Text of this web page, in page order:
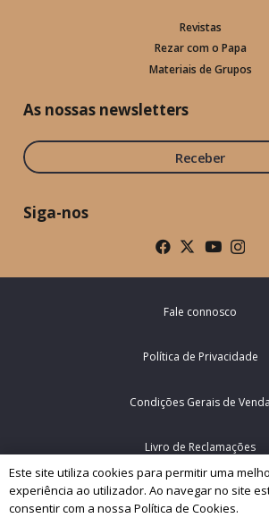
Revistas
Rezar com o Papa
Materiais de Grupos
As nossas newsletters
Receber
Siga-nos
© Rede Mundial da Oração do Papa –
Fale connosco
Política de Privacidade
Condições Gerais de Venda
Livro de Reclamações
Este site utiliza cookies para permitir uma
experiência ao utilizador. Ao navegar no site
consentir com a nossa Política de Cookies.